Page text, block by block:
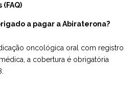
a pagar a Abiraterona?
oncológica oral com registro
a cobertura é obrigatória